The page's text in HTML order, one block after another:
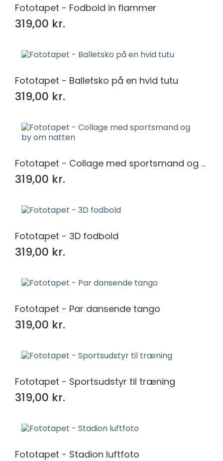
Fototapet - Fodbold in flammer
319,00 kr.
Fototapet - Balletsko på en hvid tutu
319,00 kr.
Fototapet - Collage med sportsmand og by om natten
319,00 kr.
Fototapet - 3D fodbold
319,00 kr.
Fototapet - Par dansende tango
319,00 kr.
Fototapet - Sportsudstyr til træning
319,00 kr.
Fototapet - Stadion luftfoto